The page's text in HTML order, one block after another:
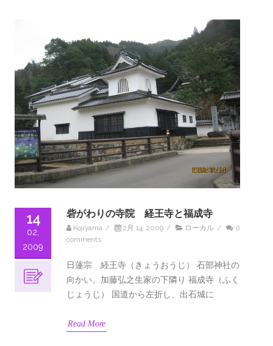
14
02,
2009
砦がわりの寺院 経王寺と福成寺
Kojiyama / 2月 14, 2009 / ローカル /
0
comments
日蓮宗 経王寺（きょうおうじ） 石部神社の
向かい、加藤弘之生家の下隣り 福成寺（ふく
じょうじ） 国道から左折し、出石城に
Read More